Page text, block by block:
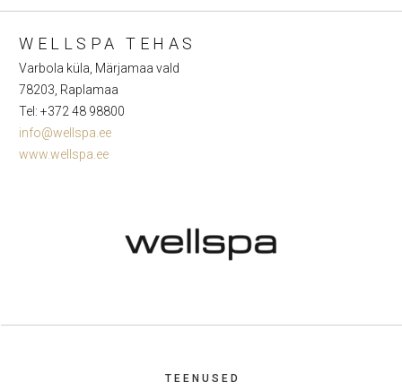
WELLSPA TEHAS
Varbola küla, Märjamaa vald
78203, Raplamaa
Tel: +372 48 98800
info@wellspa.ee
www.wellspa.ee
TEENUSED